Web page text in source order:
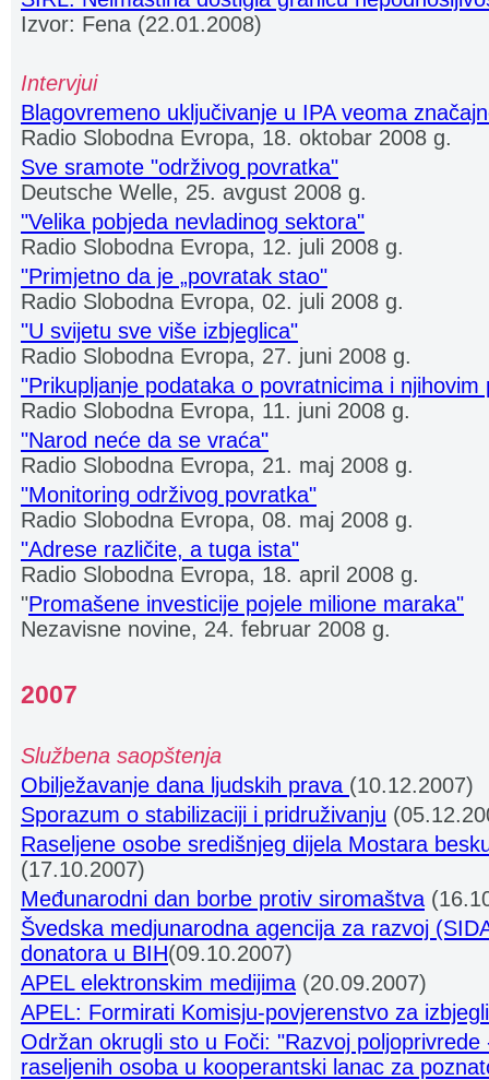
Izvor: Fena (22.01.2008)
Intervjui
Blagovremeno uključivanje u IPA veoma
Radio Slobodna Evropa, 18. oktobar 2008 g.
Sve sramote "održivog povratka"
Deutsche Welle, 25. avgust 2008 g.
"Velika pobjeda nevladinog sektora"
Radio Slobodna Evropa, 12. juli 2008 g.
"Primjetno da je „povratak stao"
Radio Slobodna Evropa, 02. juli 2008 g.
"U svijetu sve više izbjeglica"
Radio Slobodna Evropa, 27. juni 2008 g.
"Prikupljanje podataka o povratnicima i njihovim
Radio Slobodna Evropa, 11. juni 2008 g.
"Narod neće da se vraća"
Radio Slobodna Evropa, 21. maj 2008 g.
"Monitoring održivog povratka"
Radio Slobodna Evropa, 08. maj 2008 g.
"Adrese različite, a tuga ista"
Radio Slobodna Evropa, 18. april 2008 g.
"Promašene investicije pojele milione maraka"
Nezavisne novine, 24. februar 2008 g.
2007
Službena saopštenja
Obilježavanje dana ljudskih prava (10.12.2007)
Sporazum o stabilizaciji i pridruživanju
Raseljene osobe središnjeg dijela Mostara
(17.10.2007)
Međunarodni dan borbe protiv siromaštva
Švedska medjunarodna agencija za razvoj
donatora u BIH(09.10.2007)
APEL elektronskim medijima (20.09.2007)
APEL: Formirati Komisju-povjerenstvo za
Održan okrugli sto u Foči: "Razvoj
raseljenih osoba u kooperantski lanac za